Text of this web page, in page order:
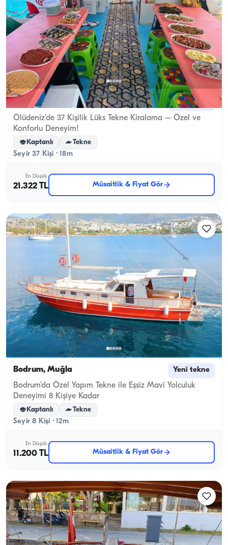
Ölüdeniz, Muğla Yeni tekne
Ölüdeniz’de 37 Kişilik Lüks Tekne Kiralama – Özel ve
Konforlu Deneyim!
Kaptanlı Tekne
Seyir 37 Kişi · 18m
En Düşük
21.322 TL Müsaitlik & Fiyat Gör
Bodrum, Muğla Yeni tekne
Bodrum’da Özel Yapım Tekne ile Eşsiz Mavi Yolculuk
Deneyimi 8 Kişiye Kadar
Kaptanlı Tekne
Seyir 8 Kişi · 12m
En Düşük
11.200 TL Müsaitlik & Fiyat Gör